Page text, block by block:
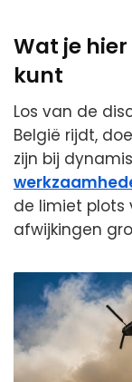
Wat je
kunt
Los van de
België rijdt,
zijn bij
de limiet plots
afwijkingen